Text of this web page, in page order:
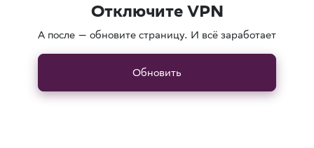
Отключите VPN
А после — обновите страницу. И всё заработает
Обновить